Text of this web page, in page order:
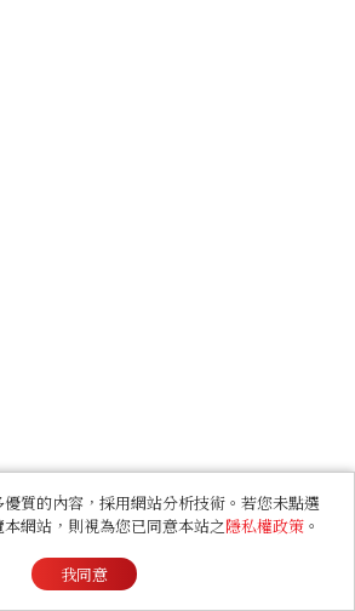
質的內容，採用網站分析技術。若您未點選
本網站，則視為您已同意本站之隱私權政策 。
我同意